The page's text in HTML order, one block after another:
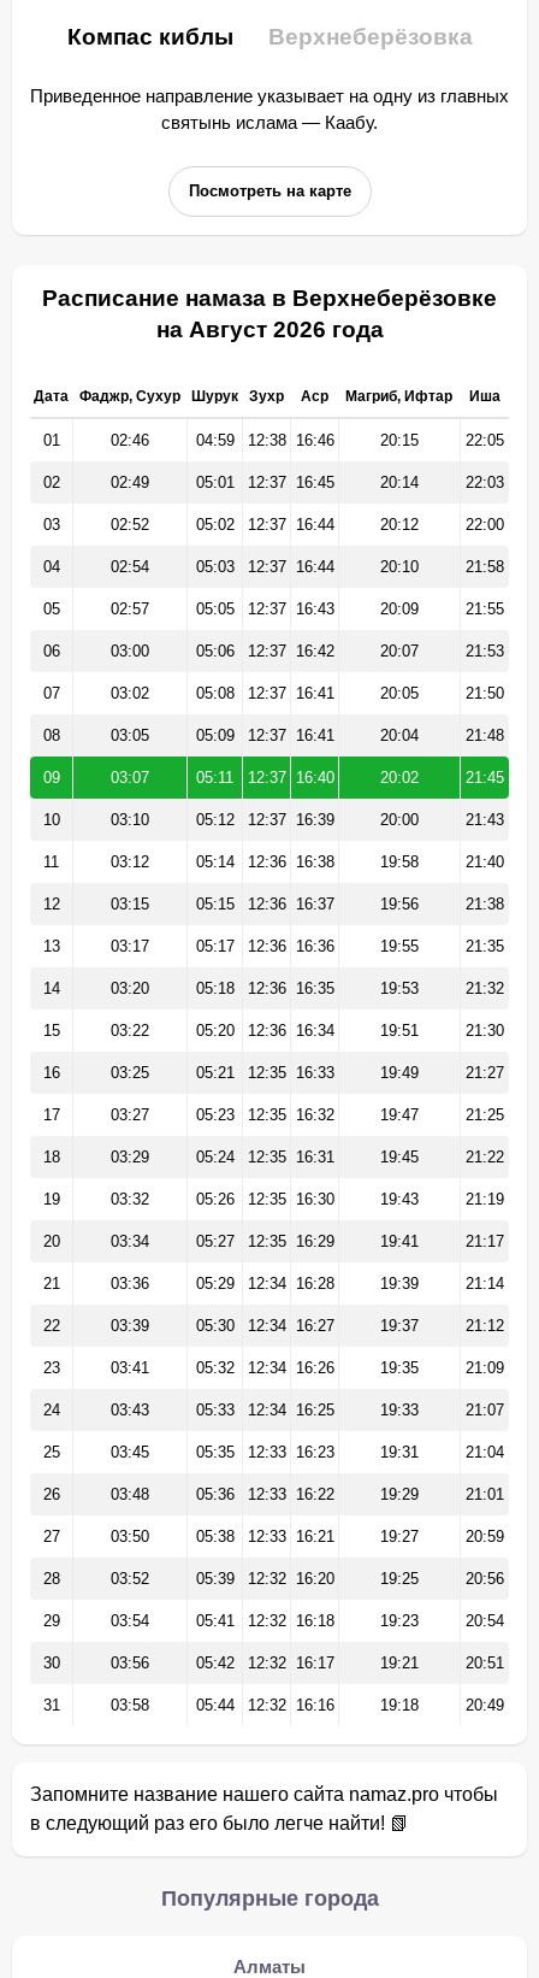
Компас киблы Верхнеберёзовка
Приведенное направление указывает на одну из главных
святынь ислама — Каабу.
Посмотреть на карте
Расписание намаза в Верхнеберёзовке
на Август 2026 года
Дата Фаджр, Сухур Шурук Зухр Аср Магриб, Ифтар Иша
01 02:46 04:59 12:38 16:46 20:15 22:05
02 02:49 05:01 12:37 16:45 20:14 22:03
03 02:52 05:02 12:37 16:44 20:12 22:00
04 02:54 05:03 12:37 16:44 20:10 21:58
05 02:57 05:05 12:37 16:43 20:09 21:55
06 03:00 05:06 12:37 16:42 20:07 21:53
07 03:02 05:08 12:37 16:41 20:05 21:50
08 03:05 05:09 12:37 16:41 20:04 21:48
09 03:07 05:11 12:37 16:40 20:02 21:45
10 03:10 05:12 12:37 16:39 20:00 21:43
11 03:12 05:14 12:36 16:38 19:58 21:40
12 03:15 05:15 12:36 16:37 19:56 21:38
13 03:17 05:17 12:36 16:36 19:55 21:35
14 03:20 05:18 12:36 16:35 19:53 21:32
15 03:22 05:20 12:36 16:34 19:51 21:30
16 03:25 05:21 12:35 16:33 19:49 21:27
17 03:27 05:23 12:35 16:32 19:47 21:25
18 03:29 05:24 12:35 16:31 19:45 21:22
19 03:32 05:26 12:35 16:30 19:43 21:19
20 03:34 05:27 12:35 16:29 19:41 21:17
21 03:36 05:29 12:34 16:28 19:39 21:14
22 03:39 05:30 12:34 16:27 19:37 21:12
23 03:41 05:32 12:34 16:26 19:35 21:09
24 03:43 05:33 12:34 16:25 19:33 21:07
25 03:45 05:35 12:33 16:23 19:31 21:04
26 03:48 05:36 12:33 16:22 19:29 21:01
27 03:50 05:38 12:33 16:21 19:27 20:59
28 03:52 05:39 12:32 16:20 19:25 20:56
29 03:54 05:41 12:32 16:18 19:23 20:54
30 03:56 05:42 12:32 16:17 19:21 20:51
31 03:58 05:44 12:32 16:16 19:18 20:49
Запомните название нашего сайта namaz.pro чтобы
в следующий раз его было легче найти! 📗
Популярные города
Алматы